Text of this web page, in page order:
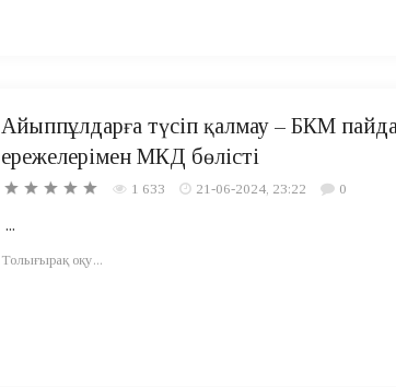
Айыппұлдарға түсіп қалмау – БКМ
ережелерімен МКД бөлісті
1 633 21-06-2024, 23:22 0
...
Толығырақ оқу...